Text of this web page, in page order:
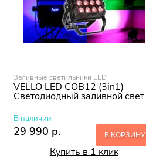
Заливные светильники LED
VELLO LED COB12 (3in1)
Светодиодный заливной свет
В наличии
29 990 р. В КОРЗИНУ
Купить в 1 клик